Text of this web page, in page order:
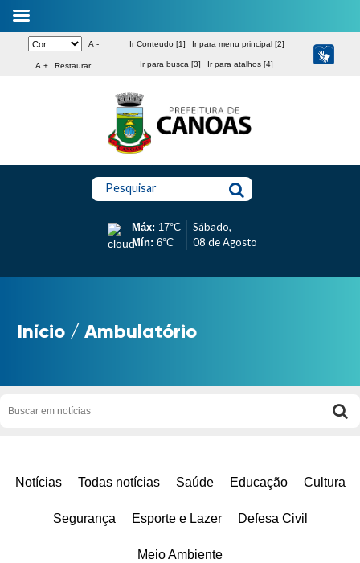
A -
A + Restaurar
Ir Conteudo [1] Ir para menu principal [2]
Ir para busca [3] Ir para atalhos [4]
Pesquisar
Máx: 17°C
Mín: 6°C
Sábado,
08 de Agosto
Início /Ambulatório
Notícias Todas notícias Saúde Educação Cultura
Segurança Esporte e Lazer Defesa Civil
Meio Ambiente